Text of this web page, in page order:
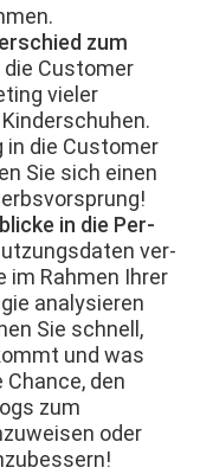
zum
Cus­tomer
viel­er
in die Cus­tomer
Sie sich einen
in die Per­
ver­
im Rah­men Ihrer
analysieren
Sie schnell,
und was
den
zum
oder